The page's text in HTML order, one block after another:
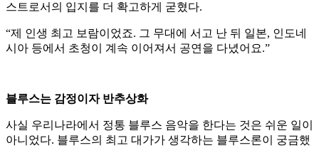
스트로서의 입지를 더 확고하게 굳혔다.
“제 인생 최고 보람이었죠. 그 무대에 서고 난 뒤 일본, 인도네
시아 등에서 초청이 계속 이어져서 공연을 다녔어요.”
블루스는 감정이자 반추상화
사실 우리나라에서 정통 블루스 음악을 한다는 것은 쉬운 일이
아니었다. 블루스의 최고 대가가 생각하는 블루스론이 궁금했